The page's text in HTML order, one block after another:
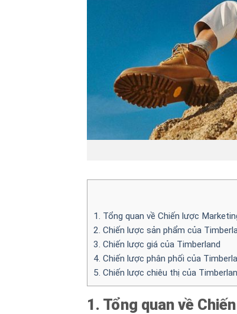
1. Tổng quan về Chiến lược
2. Chiến lược sản phẩm của
3. Chiến lược giá của Timberland
4. Chiến lược phân phối của
5. Chiến lược chiêu thị của
1. Tổng quan về